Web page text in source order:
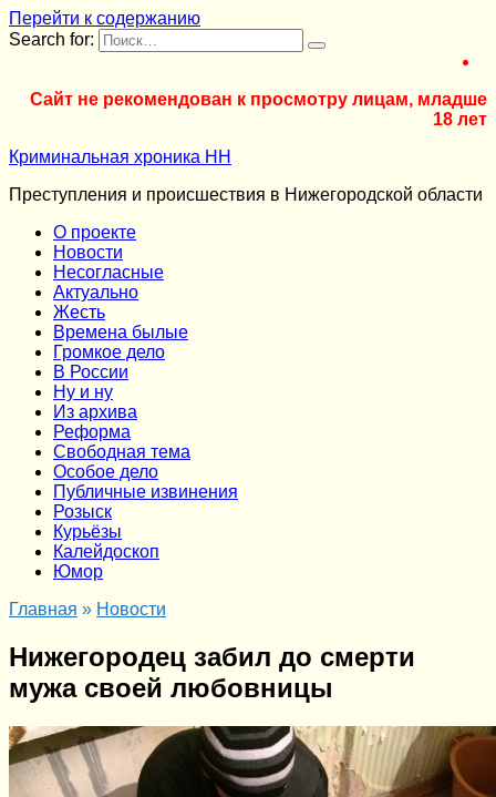
Перейти к содержанию
Search for:
Сайт не рекомендован к просмотру лицам, младше
18 лет
Криминальная хроника НН
Преступления и происшествия в Нижегородской области
О проекте
Новости
Несогласные
Актуально
Жесть
Времена былые
Громкое дело
В России
Ну и ну
Из архива
Реформа
Cвободная тема
Особое дело
Публичные извинения
Розыск
Курьёзы
Калейдоскоп
Юмор
Главная » Новости
Нижегородец забил до смерти
мужа своей любовницы